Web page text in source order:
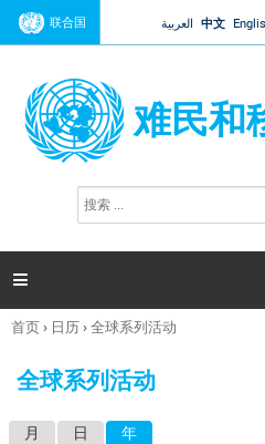
Jump to
联合国 العربية 中文
难民和
搜
索

你
这
首页› 日历›全球系列活动
全球系列活动
月 日 年